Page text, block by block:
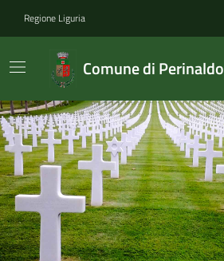
Regione Liguria
Comune di Perinaldo